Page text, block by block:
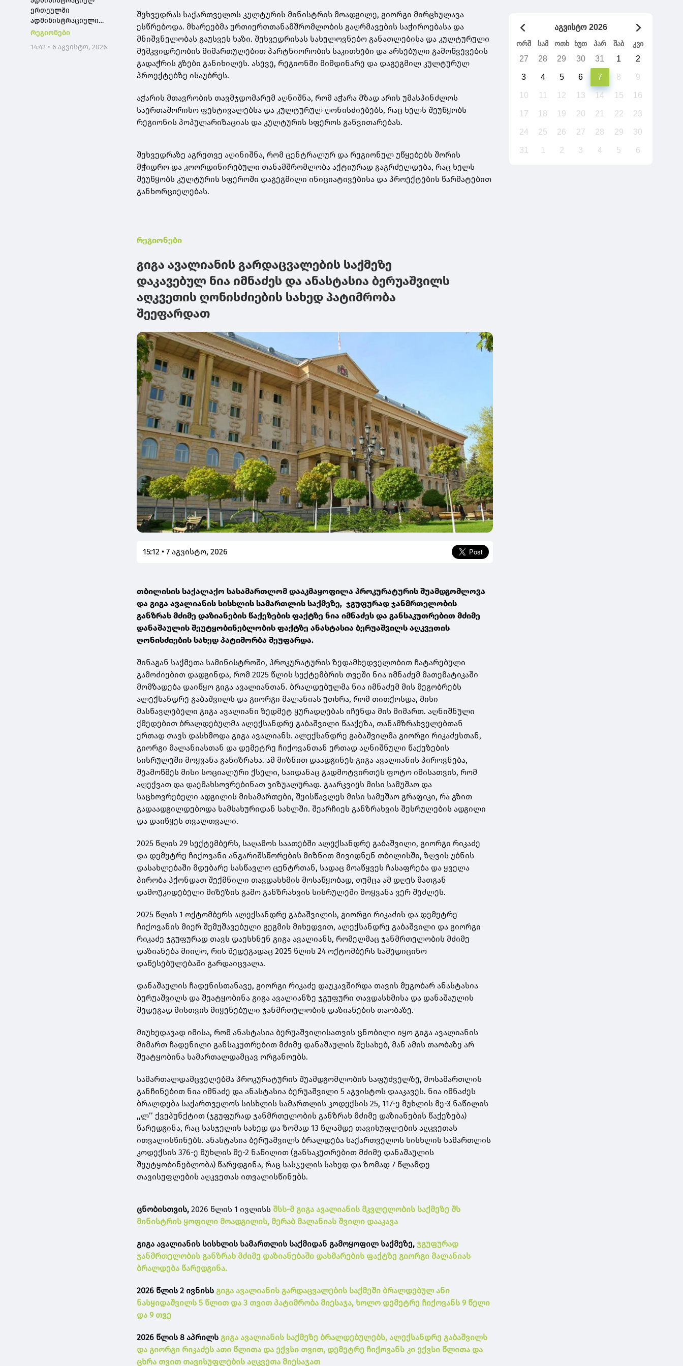
ერთეულში
ადმინისტრაციული
შენობის რეაბილიტაცია
კულტურის ცენტრი კი
რეგიონები
14:42 • 6 აგვისტო, 2026
შეხვედრას საქართველოს კულტურის მინისტრის მოადგილე, გიორგი მირცხულავა
ესწრებოდა. მხარეებმა ურთიერთთანამშრომლობის გაღრმავების საჭიროებასა და
მნიშვნელობას გაუსვეს ხაზი. შეხვედრისას სახელოვნებო განათლებისა და კულტურული
მემკვიდრეობის მიმართულებით პარტნიორობის საკითხები და არსებული გამოწვევების
გადაჭრის გზები განიხილეს. ასევე, რეგიონში მიმდინარე და დაგეგმილ კულტურულ
პროექტებზე ისაუბრეს.
აჭარის მთავრობის თავმჯდომარემ აღნიშნა, რომ აჭარა მზად არის უმასპინძლოს
საერთაშორისო ფესტივალებსა და კულტურულ ღონისძიებებს, რაც ხელს შეუწყობს
რეგიონის პოპულარიზაციას და კულტურის სფეროს განვითარებას.
შეხვედრაზე აგრეთვე აღინიშნა, რომ ცენტრალურ და რეგიონულ უწყებებს შორის
მჭიდრო და კოორდინირებული თანამშრომლობა აქტიურად გაგრძელდება, რაც ხელს
შეუწყობს კულტურის სფეროში დაგეგმილი ინიციატივებისა და პროექტების წარმატებით
განხორციელებას.
რეგიონები
გიგა ავალიანის გარდაცვალების საქმეზე
დაკავებულ ნია იმნაძეს და ანასტასია ბერუაშვილს
აღკვეთის ღონისძიების სახედ პატიმრობა
შეეფარდათ
15:12 • 7 აგვისტო, 2026
თბილისის საქალაქო სასამართლომ დააკმაყოფილა პროკურატურის შუამდგომლოვა
და გიგა ავალიანის სისხლის სამართლის საქმეზე, ჯგუფურად ჯანმრთელობის
განზრახ მძიმე დაზიანების წაქეზების ფაქტზე ნია იმნაძეს და განსაკუთრებით მძიმე
დანაშაულის შეუტყობინებლობის ფაქტზე ანასტასია ბერუაშვილს აღკვეთის
ღონისძიების სახედ პატიმორბა შეუფარდა.
შინაგან საქმეთა სამინისტროში, პროკურატურის ზედამხედველობით ჩატარებული
გამოძიებით დადგინდა, რომ 2025 წლის სექტემბრის თვეში ნია იმნაძემ მათემატიკაში
მომზადება დაიწყო გიგა ავალიანთან. ბრალდებულმა ნია იმნაძემ მის მეგობრებს
ალექსანდრე გაბაშვილს და გიორგი მალანიას უთხრა, რომ თითქოსდა, მისი
მასწავლებელი გიგა ავალიანი ზედმეტ ყურადღებას იჩენდა მის მიმართ. აღნიშნული
ქმედებით ბრალდებულმა ალექსანდრე გაბაშვილი წააქეზა, თანამზრახველებთან
ერთად თავს დასხმოდა გიგა ავალიანს. ალექსანდრე გაბაშვილმა გიორგი რიკაძესთან,
გიორგი მალანიასთან და დემეტრე ჩიქოვანთან ერთად აღნიშნული წაქეზების
სისრულეში მოყვანა განიზრახა. ამ მიზნით დაადგინეს გიგა ავალიანის პიროვნება,
შეამოწმეს მისი სოციალური ქსელი, საიდანაც გადმოტვირთეს ფოტო იმისათვის, რომ
აღექვათ და დაემახსოვრებინათ ვიზუალურად. გაარკვიეს მისი სამუშაო და
საცხოვრებელი ადგილის მისამართები, შეისწავლეს მისი სამუშაო გრაფიკი, რა გზით
გადაადგილდებოდა სამსახურიდან სახლში. შეარჩიეს განზრახვის შესრულების ადგილი
და დაიწყეს თვალთვალი.
2025 წლის 29 სექტემბერს, საღამოს საათებში ალექსანდრე გაბაშვილი, გიორგი რიკაძე
და დემეტრე ჩიქოვანი ანგარიშსწორების მიზნით მივიდნენ თბილისში, ზღვის უბნის
დასახლებაში მდებარე სასწავლო ცენტრთან, სადაც მოაწყვეს ჩასაფრება და ყველა
პირობა ჰქონდათ შექმნილი თავდასხმის მოსაწყობად, თუმცა ამ დღეს მათგან
დამოუკიდებელი მიზეზის გამო განზრახვის სისრულეში მოყვანა ვერ შეძლეს.
2025 წლის 1 ოქტომბერს ალექსანდრე გაბაშვილის, გიორგი რიკაძის და დემეტრე
ჩიქოვანის მიერ შემუშავებული გეგმის მიხედვით, ალექსანდრე გაბაშვილი და გიორგი
რიკაძე ჯგუფურად თავს დაესხნენ გიგა ავალიანს, რომელმაც ჯანმრთელობის მძიმე
დაზიანება მიიღო, რის შედეგადაც 2025 წლის 24 ოქტომბერს სამედიცინო
დაწესებულებაში გარდაიცვალა.
დანაშაულის ჩადენისთანავე, გიორგი რიკაძე დაუკავშირდა თავის მეგობარ ანასტასია
ბერუაშვილს და შეატყობინა გიგა ავალიანზე ჯგუფური თავდასხმისა და დანაშაულის
შედეგად მისთვის მიყენებული ჯანმრთელობის დაზიანების თაობაზე.
მიუხედავად იმისა, რომ ანასტასია ბერუაშვილისათვის ცნობილი იყო გიგა ავალიანის
მიმართ ჩადენილი განსაკუთრებით მძიმე დანაშაულის შესახებ, მან ამის თაობაზე არ
შეატყობინა სამართალდამცავ ორგანოებს.
სამართალდამცველებმა პროკურატურის შუამდგომლობის საფუძველზე, მოსამართლის
განჩინებით ნია იმნაძე და ანასტასია ბერუაშვილი 5 აგვისტოს დააკავეს. ნია იმნაძეს
ბრალდება საქართველოს სისხლის სამართლის კოდექსის 25, 117-ე მუხლის მე-3 ნაწილის
,,ლ’’ ქვეპუნქტით (ჯგუფურად ჯანმრთელობის განზრახ მძიმე დაზიანების წაქეზება)
წარედგინა, რაც სასჯელის სახედ და ზომად 13 წლამდე თავისუფლების აღკვეთას
ითვალისწინებს. ანასტასია ბერუაშვილს ბრალდება საქართველოს სისხლის სამართლის
კოდექსის 376-ე მუხლის მე-2 ნაწილით (განსაკუთრებით მძიმე დანაშაულის
შეუტყობინებლობა) წარედგინა, რაც სასჯელის სახედ და ზომად 7 წლამდე
თავისუფლების აღკვეთას ითვალისწინებს.
ცნობისთვის, 2026 წლის 1 ივლისს შსს-მ გიგა ავალიანის მკვლელობის საქმეზე შს
მინისტრის ყოფილი მოადგილის, მერაბ მალანიას შვილი დააკავა
გიგა ავალიანის სისხლის სამართლის საქმიდან გამოყოფილ საქმეზე, ჯგუფურად
ჯანმრთელობის განზრახ მძიმე დაზიანებაში დახმარების ფაქტზე გიორგი მალანიას
ბრალდება წარედგინა.
2026 წლის 2 ივნისს გიგა ავალიანის გარდაცვალების საქმეში ბრალდებულ ანი
ნასყიდაშვილს 5 წლით და 3 თვით პატიმრობა მიესაჯა, ხოლო დემეტრე ჩიქოვანს 9 წელი
და 9 თვე
2026 წლის 8 აპრილს გიგა ავალიანის საქმეზე ბრალდებულებს, ალექსანდრე გაბაშვილს
და გიორგი რიკაძეს ათი წლითა და ექვსი თვით, დემეტრე ჩიქოვანს კი ექვსი წლითა და
ცხრა თვით თავისუფლების აღკვეთა მიესაჯათ
აგვისტო 2026
ორშ სამ ოთხ ხუთ პარ შაბ კვი
27 28 29 30 31 1 2
3 4 5 6 7 8 9
10 11 12 13 14 15 16
17 18 19 20 21 22 23
24 25 26 27 28 29 30
31 1 2 3 4 5 6